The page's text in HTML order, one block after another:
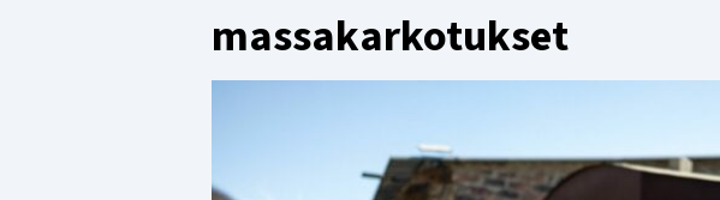
massakarkotukset